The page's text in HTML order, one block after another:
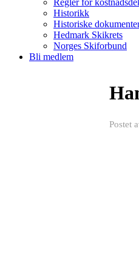
Regler for
Historikk
Historiske
Hedmark Skikrets
Norges Skiforbund
Bli medlem
Postet